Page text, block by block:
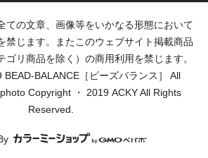
ての文章、画像等をいかなる形態において
禁じます。またこのウェブサイト掲載商品
ゴリ商品を除く）の商用利用を禁じます。
BALANCE［ビーズバランス］ All
Copyright ・ 2019 ACKY All Rights
Reserved.